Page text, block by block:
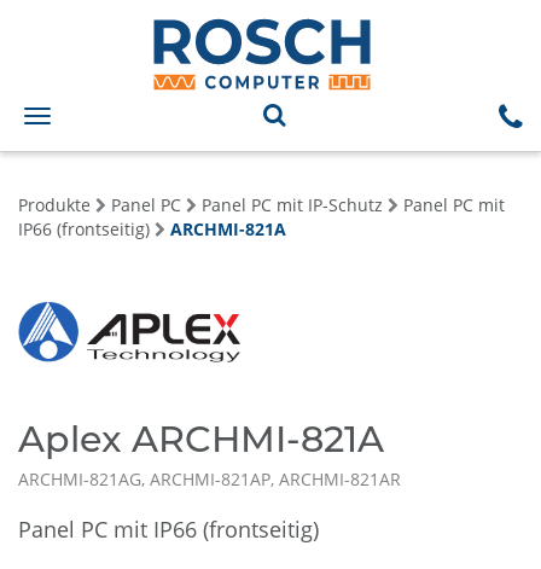
Toggle
navigation
Produkte Panel PC Panel PC mit IP-Schutz
Panel PC mit
IP66 (frontseitig)
ARCHMI-821A
Aplex ARCHMI-821A
ARCHMI-821AG, ARCHMI-821AP, ARCHMI-821AR
Panel PC mit IP66 (frontseitig)